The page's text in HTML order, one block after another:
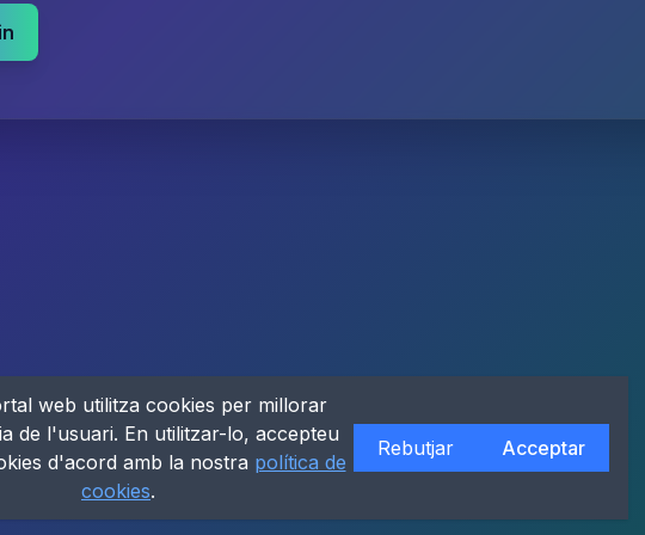
web utilitza cookies per millorar
de l'usuari. En utilitzar-lo, accepteu
d'acord amb la nostra política de
cookies.
Rebutjar Acceptar